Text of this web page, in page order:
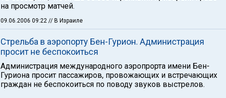
на просмотр матчей.
09.06.2006 09:22 // В Израиле
Стрельба в аэропорту Бен-Гурион. Администрация
просит не беспокоиться
Администрация международного аэропрорта имени Бен-
Гуриона просит пассажиров, провожающих и встречающих
граждан не беспокоиться по поводу звуков выстрелов.